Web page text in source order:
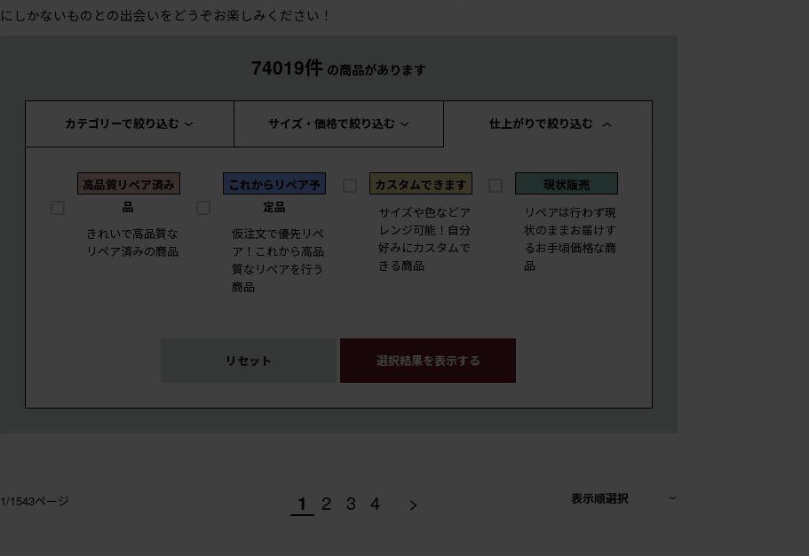
にしかないものとの出会いをどうぞお楽しみください！
74019件 の商品があります
カテゴリーで絞り込む サイズ・価格で絞り込む 仕上がりで絞り込む
高品質リペア済み
品
きれいで高品質な
リペア済みの商品
これからリペア予
定品
仮注文で優先リペ
ア！これから高品
質なリペアを行う
商品
カスタムできます
サイズや色などア
レンジ可能！自分
好みにカスタムで
きる商品
現状販売
リペアは行わず現
状のままお届けす
るお手頃価格な商
品
リセット 選択結果を表示する
1/1543ページ 表示順選択
1 2 3 4 >